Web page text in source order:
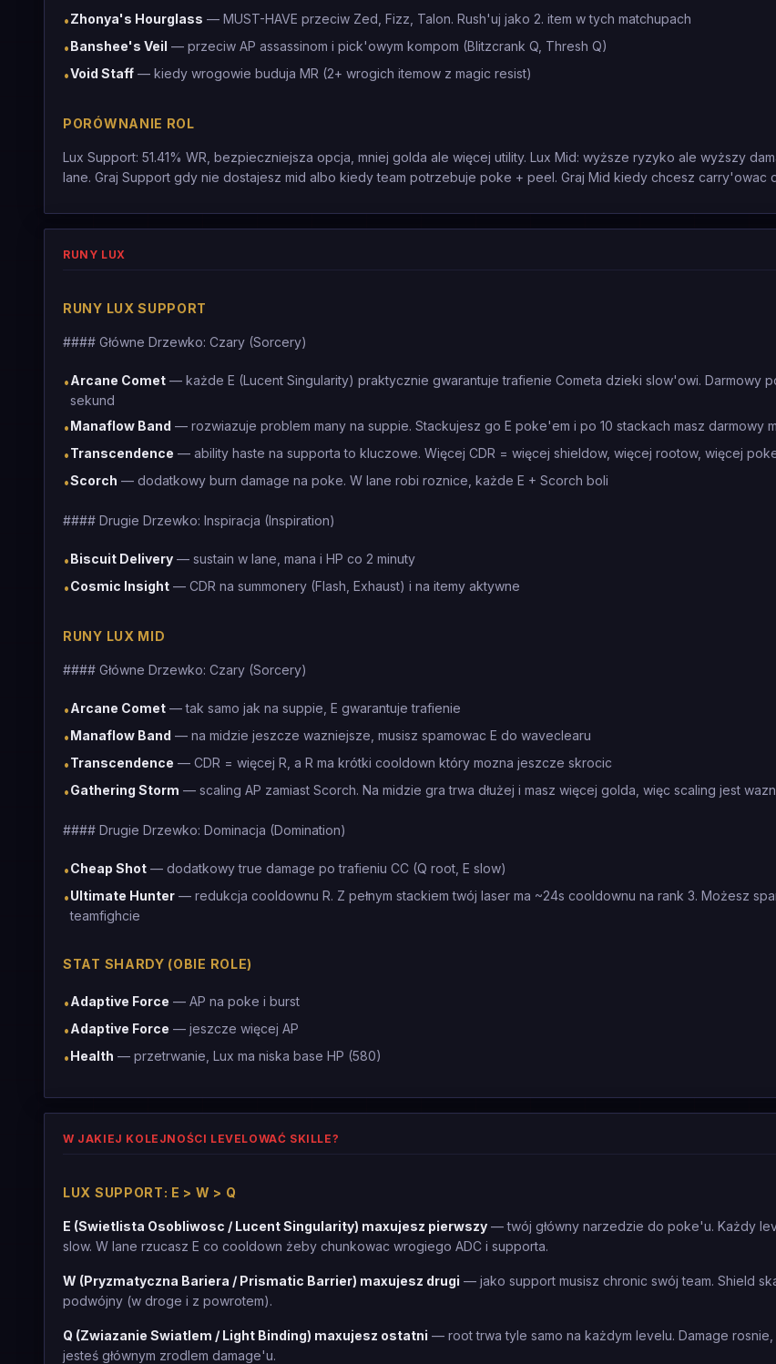
•Zhonya's Hourglass — MUST-HAVE przeciw Zed, Fizz, Talon. Rush'uj jako 2. item w tych matchupach
•Banshee's Veil — przeciw AP assassinom i pick'owym kompom (Blitzcrank Q, Thresh Q)
•Void Staff — kiedy wrogowie buduja MR (2+ wrogich itemow z magic resist)
PORÓWNANIE ROL
Lux Support: 51.41% WR, bezpieczniejsza opcja, mniej golda ale więcej utility. Lux Mid: wyższe ryzyko ale wyższy
lane. Graj Support gdy nie dostajesz mid albo kiedy team potrzebuje poke + peel. Graj Mid kiedy chcesz carry'owac
RUNY LUX
RUNY LUX SUPPORT
#### Główne Drzewko: Czary (Sorcery)
•Arcane Comet — każde E (Lucent Singularity) praktycznie gwarantuje trafienie Cometa dzieki slow'owi. Darmowy
sekund
•Manaflow Band — rozwiazuje problem many na suppie. Stackujesz go E poke'em i po 10 stackach masz darmowy
•Transcendence — ability haste na supporta to kluczowe. Więcej CDR = więcej shieldow, więcej rootow, więcej
•Scorch — dodatkowy burn damage na poke. W lane robi roznice, każde E + Scorch boli
#### Drugie Drzewko: Inspiracja (Inspiration)
•Biscuit Delivery — sustain w lane, mana i HP co 2 minuty
•Cosmic Insight — CDR na summonery (Flash, Exhaust) i na itemy aktywne
RUNY LUX MID
#### Główne Drzewko: Czary (Sorcery)
•Arcane Comet — tak samo jak na suppie, E gwarantuje trafienie
•Manaflow Band — na midzie jeszcze wazniejsze, musisz spamowac E do waveclearu
•Transcendence — CDR = więcej R, a R ma krótki cooldown który mozna jeszcze skrocic
•Gathering Storm — scaling AP zamiast Scorch. Na midzie gra trwa dłużej i masz więcej golda, więc scaling jest
#### Drugie Drzewko: Dominacja (Domination)
•Cheap Shot — dodatkowy true damage po trafieniu CC (Q root, E slow)
•Ultimate Hunter — redukcja cooldownu R. Z pełnym stackiem twój laser ma ~24s cooldownu na rank 3. Możesz
teamfighcie
STAT SHARDY (OBIE ROLE)
•Adaptive Force — AP na poke i burst
•Adaptive Force — jeszcze więcej AP
•Health — przetrwanie, Lux ma niska base HP (580)
W JAKIEJ KOLEJNOŚCI LEVELOWAĆ SKILLE?
LUX SUPPORT: E > W > Q
E (Swietlista Osobliwosc / Lucent Singularity) maxujesz pierwszy — twój główny narzedzie do poke'u. Każdy
slow. W lane rzucasz E co cooldown żeby chunkowac wrogiego ADC i supporta.
W (Pryzmatyczna Bariera / Prismatic Barrier) maxujesz drugi — jako support musisz chronic swój team. Shield
podwójny (w droge i z powrotem).
Q (Zwiazanie Swiatlem / Light Binding) maxujesz ostatni — root trwa tyle samo na każdym levelu. Damage
jesteś głównym zrodlem damage'u.